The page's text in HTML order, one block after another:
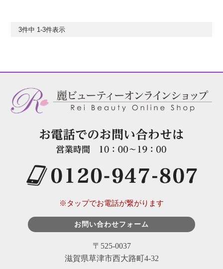
3件中 1-3件表示
※タップでお電話が繋がります
お問い合わせフォーム
〒525-0037
滋賀県草津市西大路町4-32